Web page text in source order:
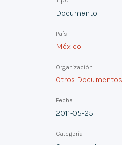
Documento
País
México
Organización
Otros Documentos
Fecha
2011-05-25
Categoría